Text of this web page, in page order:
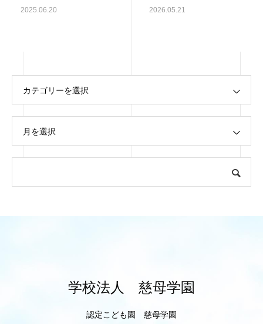
2025.06.20 2026.05.21
カテゴリーを選択
月を選択
学校法人 慈母学園
認定こども園 慈母学園